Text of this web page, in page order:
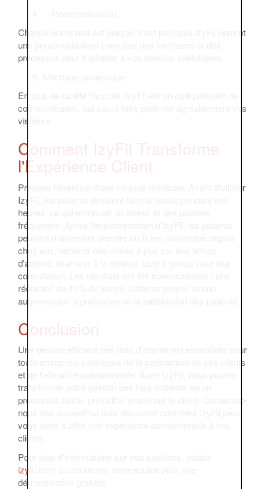
Chaque entreprise est unique, c'est pourquoi IzyFil permet
une personnalisation complète des interfaces et des
processus pour s'adapter à vos besoins spécifiques.
En plus de facilité l'accueil, IzyFil est un outil puissant de
communication, qui saura faire patienter agréablement vos
visiteurs.
Comment IzyFil Transforme
l'Expérience Client
Prenons l'exemple d'une clinique médicale. Avant d'utiliser
IzyFil, les patients devaient faire la queue pendant des
heures, ce qui entraînait du stress et des plaintes
fréquentes. Après l'implémentation d'IzyFil, les patients
peuvent maintenant prendre un ticket numérique depuis
chez eux, recevoir des mises à jour sur leur temps
d'attente, et arriver à la clinique juste à temps pour leur
consultation. Les résultats ont été spectaculaires : une
réduction de 40% du temps d'attente moyen et une
augmentation significative de la satisfaction des patients.
Conclusion
Une gestion efficace des files d'attente est essentielle pour
toute entreprise soucieuse de la satisfaction de ses clients
et de l'efficacité opérationnelle. Avec IzyFil, vous pouvez
transformer votre gestion des files d'attente en un
processus fluide, prévisible et axé sur le client. Contactez-
nous dès aujourd'hui pour découvrir comment IzyFil peut
vous aider à offrir une expérience exceptionnelle à vos
clients.
Pour plus d'informations sur nos solutions, visitez
izyfil.com
démonstration gratuite.